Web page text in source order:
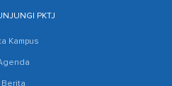
PKTJ
Kampus
Berita